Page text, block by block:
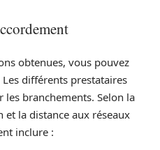
obtenues, vous pouvez
différents prestataires
branchements. Selon la
la distance aux réseaux
inclure :